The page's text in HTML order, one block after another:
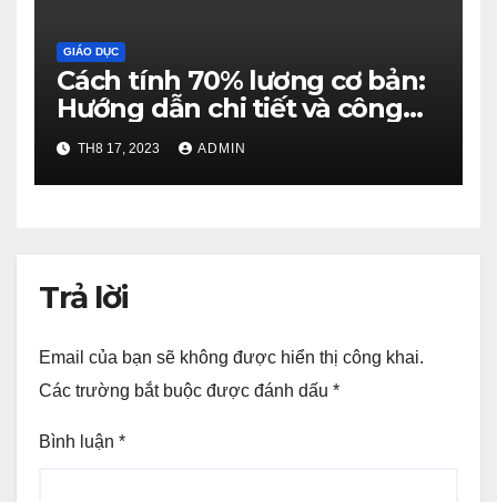
GIÁO DỤC
Cách tính 70% lương cơ bản:
Hướng dẫn chi tiết và công
thức đơn giản
TH8 17, 2023 ADMIN
Trả lời
Email của bạn sẽ không được hiển thị công khai.
Các trường bắt buộc được đánh dấu *
Bình luận *